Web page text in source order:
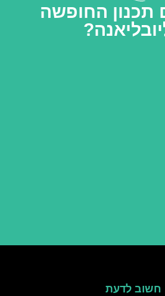
תכנון החופשה
חשוב לדעת